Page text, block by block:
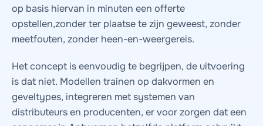
op basis hiervan in minuten een offerte
opstellen,zonder ter plaatse te zijn geweest, zonder
meetfouten, zonder heen-en-weergereis.
Het concept is eenvoudig te begrijpen, de uitvoering
is dat niet. Modellen trainen op dakvormen en
geveltypes, integreren met systemen van
distributeurs en producenten, er voor zorgen dat een